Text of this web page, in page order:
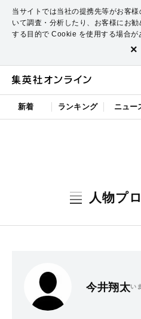
当サイトでは当社の提携先等がお客
いて調査・分析したり、お客様にお
する目的で Cookie を使用する場合が
×
新着 ランキング ニュー
人物プ
今井翔太い